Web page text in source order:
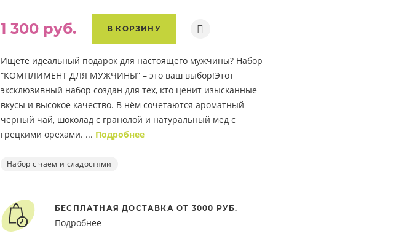
1 300 руб. В КОРЗИНУ
Ищете идеальный подарок для настоящего мужчины? Набор
“КОМПЛИМЕНТ ДЛЯ МУЖЧИНЫ” – это ваш выбор!Этот
эксклюзивный набор создан для тех, кто ценит изысканные
вкусы и высокое качество. В нём сочетаются ароматный
чёрный чай, шоколад с гранолой и натуральный мёд с
грецкими орехами. ... Подробнее
Набор с чаем и сладостями
БЕСПЛАТНАЯ ДОСТАВКА ОТ 3000 РУБ.
Подробнее